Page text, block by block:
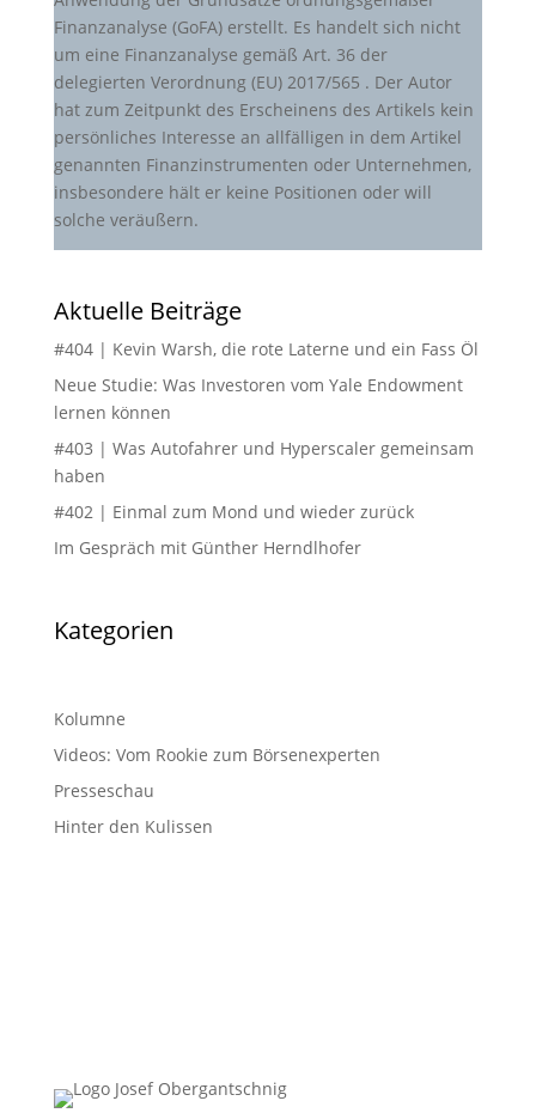
Finanzanalyse (GoFA) erstellt. Es handelt sich nicht
um eine Finanzanalyse gemäß Art. 36 der
delegierten Verordnung (EU) 2017/565 . Der Autor
hat zum Zeitpunkt des Erscheinens des Artikels kein
persönliches Interesse an allfälligen in dem Artikel
genannten Finanzinstrumenten oder Unternehmen,
insbesondere hält er keine Positionen oder will
solche veräußern.
Aktuelle Beiträge
#404 | Kevin Warsh, die rote Laterne und ein Fass Öl
Neue Studie: Was Investoren vom Yale Endowment
lernen können
#403 | Was Autofahrer und Hyperscaler gemeinsam
haben
#402 | Einmal zum Mond und wieder zurück
Im Gespräch mit Günther Herndlhofer
Kategorien
Kolumne
Videos: Vom Rookie zum Börsenexperten
Presseschau
Hinter den Kulissen